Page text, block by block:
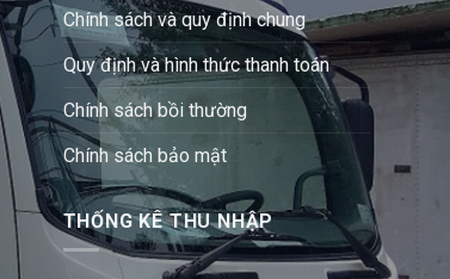
Chính sách và quy định chung
Quy định và hình thức thanh toán
Chính sách bồi thường
Chính sách bảo mật
THỐNG KÊ THU NHẬP